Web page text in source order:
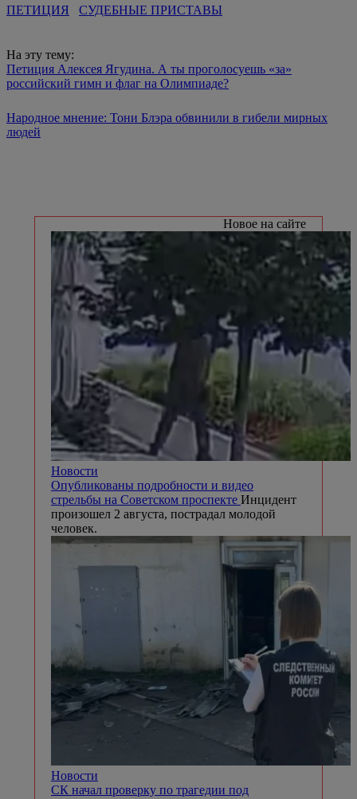
ПЕТИЦИЯ СУДЕБНЫЕ ПРИСТАВЫ
На эту тему:
Петиция Алексея Ягудина. А ты проголосуешь «за»
российский гимн и флаг на Олимпиаде?
Народное мнение: Тони Блэра обвинили в гибели мирных
людей
Новое на сайте
Новости
Опубликованы подробности и видео
стрельбы на Советском проспекте Инцидент
произошел 2 августа, пострадал молодой
человек.
Новости
СК начал проверку по трагедии под